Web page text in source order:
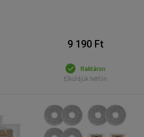
9 190 Ft
Raktáron
Elküldjük hétfőn